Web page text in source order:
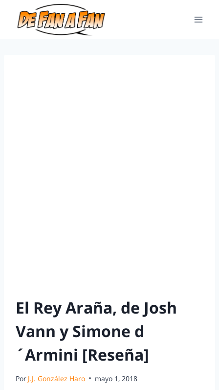
El Rey Araña, de Josh
Vann y Simone d
´Armini [Reseña]
Por J.J. González Haro mayo 1, 2018